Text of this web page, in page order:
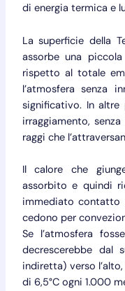
di energia termica e
La superficie della
assorbe una
rispetto al totale
l’atmosfera senza
significativo. In altre
irraggiamento,
raggi che
Il calore che
assorbito e quindi
immediato contatto
cedono per
Se l’atmosfera
decrescerebbe dal
indiretta) verso
di 6,5°C ogni 1.000